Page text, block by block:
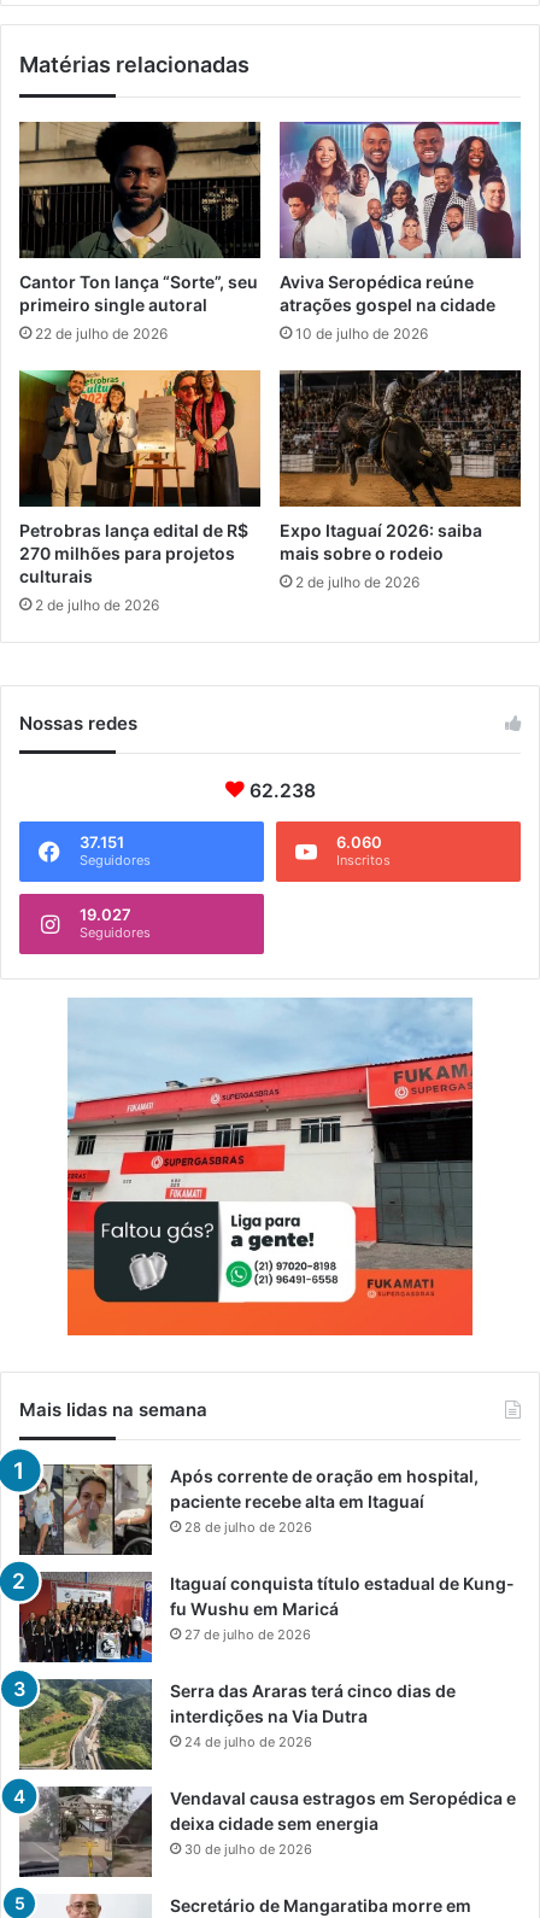
u
a
i
ã
e
a
a
r
e
r
í
s
i
c
s
d
o
H
o
ó
o
p
h
n
ê
Matérias relacionadas
Cantor Ton lança “Sorte”, seu
primeiro single autoral
22 de julho de 2026
Aviva Seropédica reúne
atrações gospel na cidade
10 de julho de 2026
Petrobras lança edital de R$
270 milhões para projetos
culturais
2 de julho de 2026
Expo Itaguaí 2026: saiba
mais sobre o rodeio
2 de julho de 2026
Nossas redes
62.238
37.151
Seguidores
6.060
Inscritos
19.027
Seguidores
Mais lidas na semana
Após corrente de oração em hospital,
paciente recebe alta em Itaguaí
28 de julho de 2026
Itaguaí conquista título estadual de Kung-
fu Wushu em Maricá
27 de julho de 2026
Serra das Araras terá cinco dias de
interdições na Via Dutra
24 de julho de 2026
Vendaval causa estragos em Seropédica e
deixa cidade sem energia
30 de julho de 2026
Secretário de Mangaratiba morre em